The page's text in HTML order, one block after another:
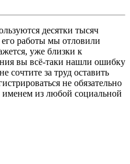
десятки тысяч
его работы мы отловили
уже близки к
вы всё-таки нашли ошибку
сочтите за труд оставить
не обязательно
из любой социальной